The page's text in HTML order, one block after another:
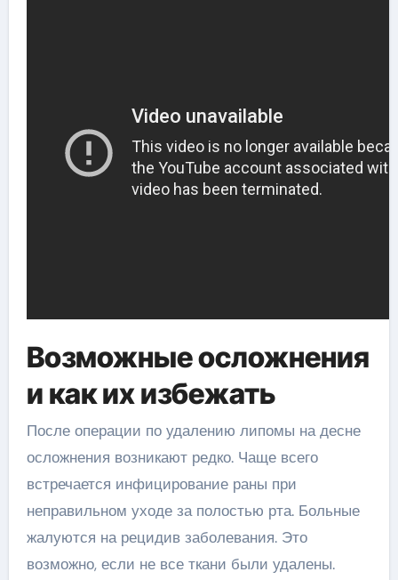
Возможные осложнения
и как их избежать
После операции по удалению липомы на десне
осложнения возникают редко. Чаще всего
встречается инфицирование раны при
неправильном уходе за полостью рта. Больные
жалуются на рецидив заболевания. Это
возможно, если не все ткани были удалены.